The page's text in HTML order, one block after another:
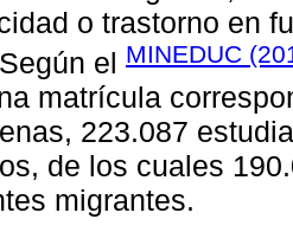
o trastorno en
el MINEDUC
matrícula
223.087
de los cuales
migrantes.